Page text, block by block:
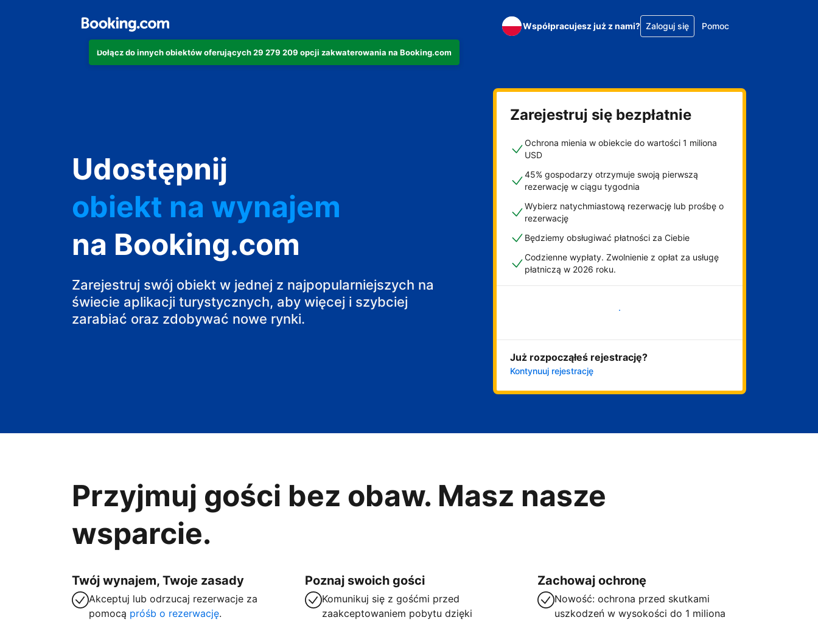
Dołącz do innych obiektów oferujących 29 279 209 opcji zakwaterowania na Booking.com
Współpracujesz już z nami? Zaloguj się Pomoc
Udostępnij
hotel
obiekt na wynajem
wakacyjny
pensjonat
obiekt B&B
na Booking.com
Zarejestruj swój obiekt w jednej z najpopularniejszych na
świecie aplikacji turystycznych, aby więcej i szybciej
zarabiać oraz zdobywać nowe rynki.
Zarejestruj się bezpłatnie
Ochrona mienia w obiekcie do wartości 1 miliona
USD
45% gospodarzy otrzymuje swoją pierwszą
rezerwację w ciągu tygodnia
Wybierz natychmiastową rezerwację lub prośbę o
rezerwację
Będziemy obsługiwać płatności za Ciebie
Codzienne wypłaty. Zwolnienie z opłat za usługę
płatniczą w 2026 roku.
Zacznij już teraz
Już rozpocząłeś rejestrację?
Kontynuuj rejestrację
Przyjmuj gości bez obaw. Masz nasze
wsparcie.
Twój wynajem, Twoje zasady
Akceptuj lub odrzucaj rezerwacje za
pomocą próśb o rezerwację.
Poznaj swoich gości
Komunikuj się z gośćmi przed
zaakceptowaniem pobytu dzięki
Zachowaj ochronę
Nowość: ochrona przed skutkami
uszkodzeń w wysokości do 1 miliona